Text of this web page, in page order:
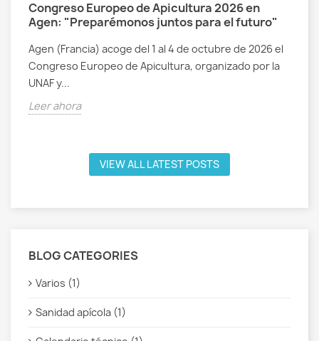
Congreso Europeo de Apicultura 2026 en
Agen: "Preparémonos juntos para el futuro"
Agen (Francia) acoge del 1 al 4 de octubre de 2026 el
Congreso Europeo de Apicultura, organizado por la
UNAF y...
Leer ahora
VIEW ALL LATEST POSTS
BLOG CATEGORIES
Varios (1)
Sanidad apícola (1)